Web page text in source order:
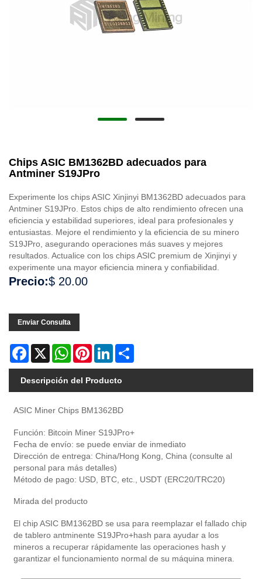
Chips ASIC BM1362BD adecuados para
Antminer S19JPro
Experimente los chips ASIC Xinjinyi BM1362BD adecuados para
Antminer S19JPro. Estos chips de alto rendimiento ofrecen una
eficiencia y estabilidad superiores, ideal para profesionales y
entusiastas. Mejore el rendimiento y la eficiencia de su minero
S19JPro, asegurando operaciones más suaves y mejores
resultados. Actualice con los chips ASIC premium de Xinjinyi y
experimente una mayor eficiencia minera y confiabilidad.
Precio:$ 20.00
Enviar Consulta
Facebook
X WhatsAppPinterestLinkedIn
Descripción del Producto
ASIC Miner Chips BM1362BD
Función: Bitcoin Miner S19JPro+
Fecha de envío: se puede enviar de inmediato
Dirección de entrega: China/Hong Kong, China (consulte al
personal para más detalles)
Método de pago: USD, BTC, etc., USDT (ERC20/TRC20)
Mirada del producto
El chip ASIC BM1362BD se usa para reemplazar el fallado chip
de tablero antminente S19JPro+hash para ayudar a los
mineros a recuperar rápidamente las operaciones hash y
garantizar el funcionamiento normal de su máquina minera.